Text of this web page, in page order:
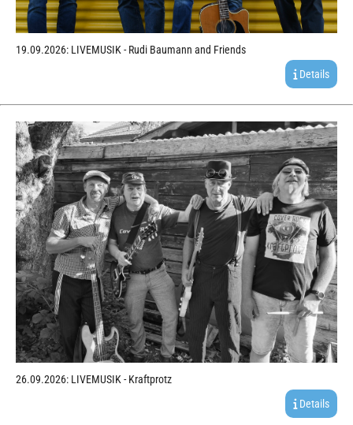
19.09.2026: LIVEMUSIK - Rudi Baumann and Friends
Details
26.09.2026: LIVEMUSIK - Kraftprotz
Details